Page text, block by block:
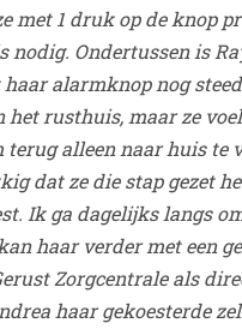
met 1 druk op de knop
nodig. Ondertussen is
alarmknop nog
het rusthuis, maar ze
terug alleen naar huis te
dat ze die stap gezet
Ik ga dagelijks langs
haar verder met een
Zorgcentrale als
haar gekoesterde